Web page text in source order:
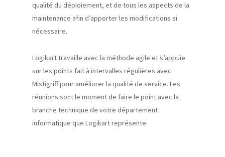
qualité du déploiement, et de tous les aspects de la
maintenance afin d’apporter les modifications si
nécessaire.
Logikarttravaille avec la méthode agile et s’appuie
sur les points fait à intervalles régulières avec
Mistigriffpour améliorer la qualité de service. Les
réunions sont le moment de faire le point avec la
branche technique de votre département
informatique que Logikartreprésente.